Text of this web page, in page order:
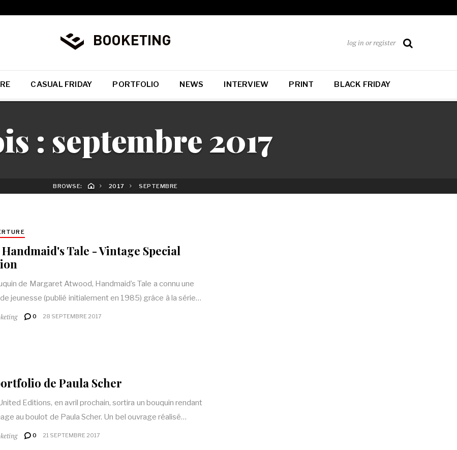
log in or register
CASUAL FRIDAY PORTFOLIO NEWS INTERVIEW PRINT BLACK FRIDAY
: septembre 2017
BROWSE: 2017 SEPTEMBRE
Tale - Vintage Special
de Margaret Atwood, Handmaid’s Tale a connu une
jeunesse (publié initialement en 1985) grâce à la série…
0 28 SEPTEMBRE 2017
de Paula Scher
Editions, en avril prochain, sortira un bouquin rendant
au boulot de Paula Scher. Un bel ouvrage réalisé…
0 21 SEPTEMBRE 2017